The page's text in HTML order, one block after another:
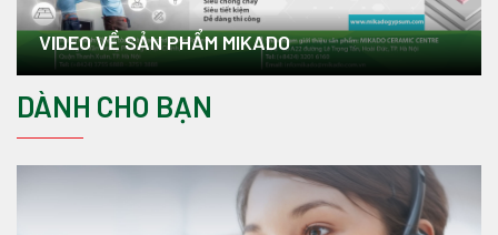
VIDEO VỀ SẢN PHẨM MIKADO
DÀNH CHO BẠN